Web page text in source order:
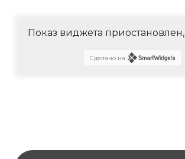
Показ виджета приостановлен,
Сделано на